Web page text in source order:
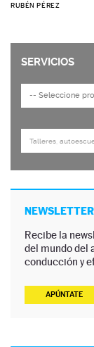
RUBÉN PÉREZ
Recibe la
del mundo del
conducción y
APÚNTATE